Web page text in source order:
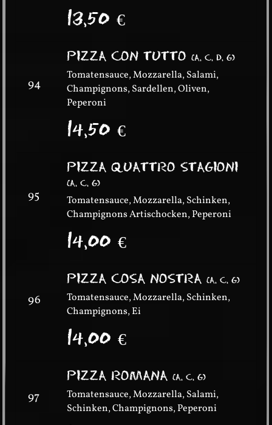
13,50€
94
PIZZA CON TUTTO(A, C, D, G)
Tomatensauce, Mozzarella, Salami,
Champignons, Sardellen, Oliven,
Peperoni
14,50€
95
PIZZA QUATTRO STAGIONI
(A, C, G)
Tomatensauce, Mozzarella, Schinken,
Champignons Artischocken, Peperoni
14,00€
96
PIZZA COSA NOSTRA(A, C, G)
Tomatensauce, Mozzarella, Schinken,
Champignons, Ei
14,00€
97
PIZZA ROMANA(A, C, G)
Tomatensauce, Mozzarella, Salami,
Schinken, Champignons, Peperoni